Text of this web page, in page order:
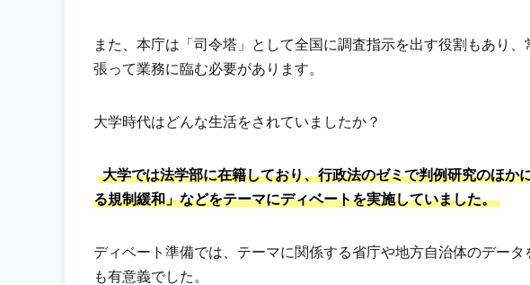
また、本庁は「司令塔」として全国に調査指示を出す役割もあり
張って業務に臨む必要があります。
大学時代はどんな生活をされていましたか？
大学では法学部に在籍しており、行政法のゼミで判例研究のほか
る規制緩和」などをテーマにディベートを実施していました。
ディベート準備では、テーマに関係する省庁や地方自治体のデー
も有意義でした。